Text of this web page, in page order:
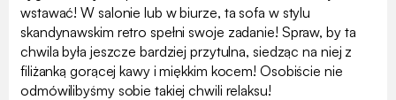
wstawać! W salonie lub w biurze, ta sofa w stylu
skandynawskim retro spełni swoje zadanie! Spraw, by ta
chwila była jeszcze bardziej przytulna, siedząc na niej z
filiżanką gorącej kawy i miękkim kocem! Osobiście nie
odmówilibyśmy sobie takiej chwili relaksu!